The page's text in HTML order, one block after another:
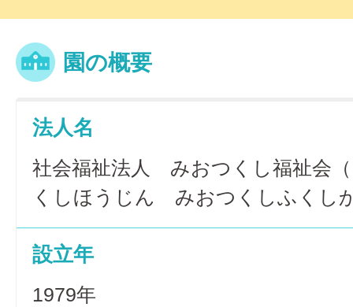
園の概要
法人名
社会福祉法人 みおつくし福祉会
くしほうじん みおつくしふくし
設立年
1979年